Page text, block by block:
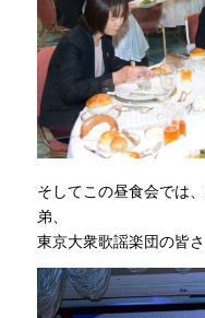
そしてこの昼食会では
弟、
東京大衆歌謡楽団の皆